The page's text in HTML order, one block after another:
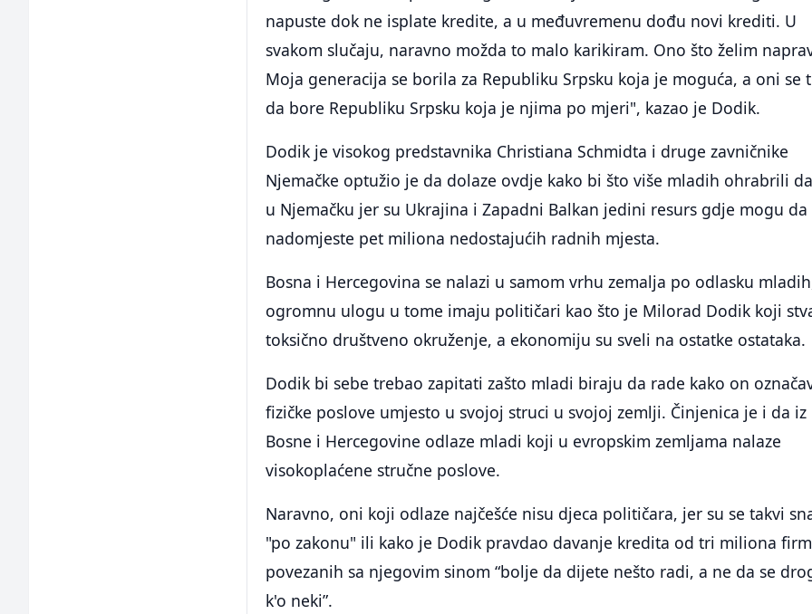
napuste dok ne isplate kredite, a u međuvremenu dođu novi krediti. U
svakom slučaju, naravno možda to malo karikiram. Ono što želim
Moja generacija se borila za Republiku Srpsku koja je moguća, a oni se
da bore Republiku Srpsku koja je njima po mjeri", kazao je Dodik.
Dodik je visokog predstavnika Christiana Schmidta i druge zavničnike
Njemačke optužio je da dolaze ovdje kako bi što više mladih ohrabrili
u Njemačku jer su Ukrajina i Zapadni Balkan jedini resurs gdje mogu da
nadomjeste pet miliona nedostajućih radnih mjesta.
Bosna i Hercegovina se nalazi u samom vrhu zemalja po odlasku
ogromnu ulogu u tome imaju političari kao što je Milorad Dodik koji
toksično društveno okruženje, a ekonomiju su sveli na ostatke ostataka.
Dodik bi sebe trebao zapitati zašto mladi biraju da rade kako on
fizičke poslove umjesto u svojoj struci u svojoj zemlji. Činjenica je i da iz
Bosne i Hercegovine odlaze mladi koji u evropskim zemljama nalaze
visokoplaćene stručne poslove.
Naravno, oni koji odlaze najčešće nisu djeca političara, jer su se takvi
"po zakonu" ili kako je Dodik pravdao davanje kredita od tri miliona
povezanih sa njegovim sinom “bolje da dijete nešto radi, a ne da se
k'o neki”.